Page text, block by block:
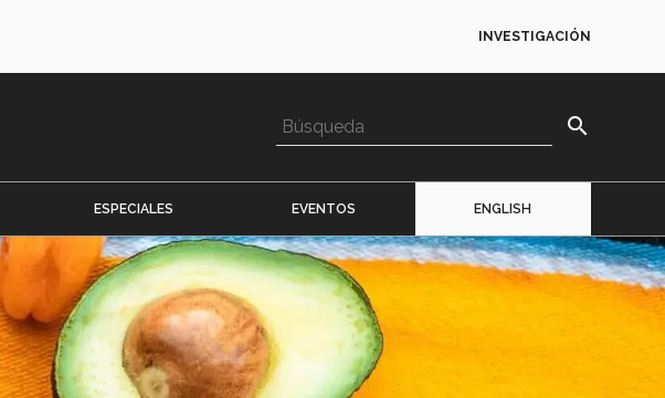
INVESTIGACIÓN
search
ESPECIALES EVENTOS ENGLISH